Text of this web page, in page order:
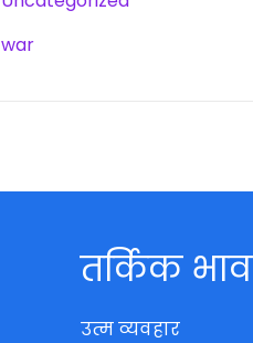
war
तर्किक भाव
उत्म व्यवहार